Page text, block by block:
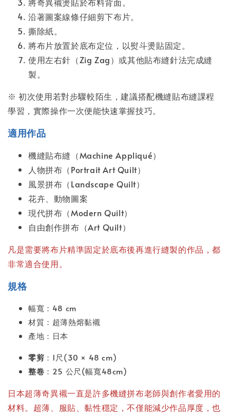
沿著圖案線條仔細剪下布片。
撕除紙。
將布片放置於底布定位，以熨斗燙貼固定。
使用左右針（Zig Zag）或其他貼布縫針法完成縫
製。
※ 初次使用若對步驟較陌生，建議搭配機縫貼布縫課程
學習，實際操作一次便能快速掌握技巧。
適用作品
機縫貼布縫（Machine Appliqué）
人物拼布（Portrait Art Quilt）
風景拼布（Landscape Quilt）
花卉、動物圖案
現代拼布（Modern Quilt）
自由創作拼布（Art Quilt）
凡是需要將布片精準固定於底布後再進行縫製的作品，都
非常適合使用。
規格
幅寬：48 cm
材質：超薄熱熔黏襯
產地：日本
零剪 ：1尺(30 × 48 cm)
整卷 ：25 公尺(幅寬48cm)
日本超薄奇異襯一直是許多機縫拼布老師與創作者愛用的
材料。超薄、服貼、黏性穩定，不僅能減少作品厚度，也